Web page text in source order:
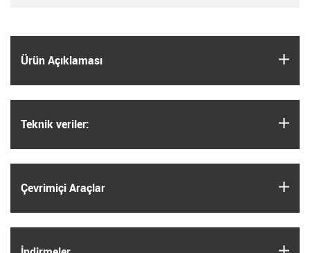
Ürün Açıklaması
Teknik veriler:
Çevrimiçi Araçlar